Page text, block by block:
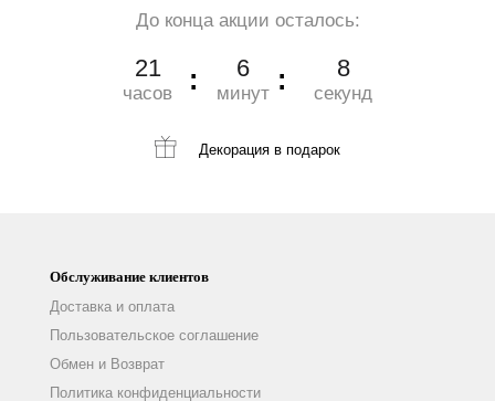
До конца акции осталось:
21
часов
6
минут
7
секунд
Декорация в подарок
Обслуживание клиентов
Доставка и оплата
Пользовательское соглашение
Обмен и Возврат
Политика конфиденциальности